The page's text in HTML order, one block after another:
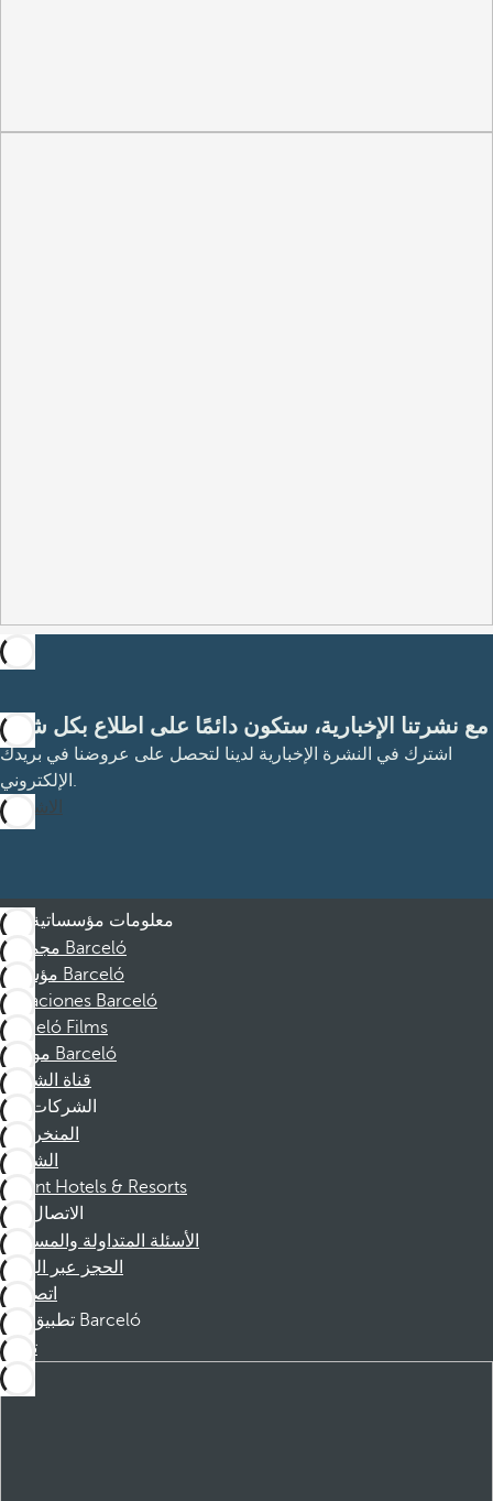
مع نشرتنا الإخبارية، ستكون دائمًا على اطلاع بكل شيء
اشترك في النشرة الإخبارية لدينا لتحصل على عروضنا في بريدك
الإلكتروني.
الاشتراك
معلومات مؤسساتية
مجموعة Barceló
مؤسسة Barceló
Vacaciones Barceló
Barceló Films
موظفو Barceló
قناة الشكوى
الشركات
المنخرطين
الشركاء
Dorint Hotels & Resorts
الاتصال
الأسئلة المتداولة والمساعدة
الحجز عبر الهاتف
اتصل بنا
تطبيق Barceló
تنزيل